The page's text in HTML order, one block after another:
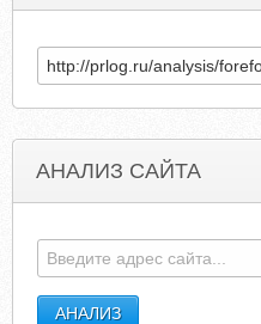
АНАЛИЗ САЙТА